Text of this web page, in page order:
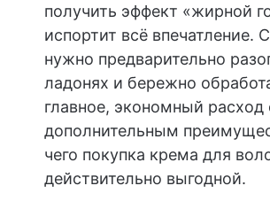
получить эффект «жирной
испортит всё впечатление.
нужно предварительно
ладонях и бережно
главное, экономный расход
дополнительным
чего покупка крема для
действительно выгодной.